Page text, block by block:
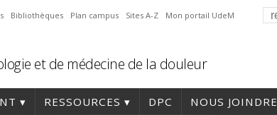
Bibliothèques Plan campus Sites A-Z Mon portail UdeM
et de médecine de la douleur
RESSOURCES DPC NOUS JOINDRE